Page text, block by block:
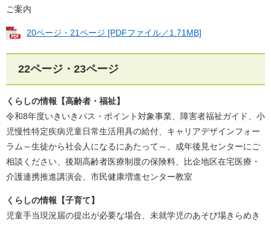
ご案内
20ページ・21ページ​ [PDFファイル／1.71MB]
22ページ・23ページ​
くらしの情報【​高齢者・福祉】
​令和8年度いきいきパス・ポイント対象事業、障害者福祉ガイド、小
児慢性特定疾病児童日常生活用具の給付、キャリアデザインフォー
ラム～生徒から社会人になるにあたって～、成年後見センターにご
相談ください、後期高齢者医療制度の保険料、比企地区在宅医療・
介護連携推進講演会、市民健康増進センター教室
くらしの情報【​子育て】
​児童手当現況届の提出が必要な場合、未就学児のあそび場きらめき